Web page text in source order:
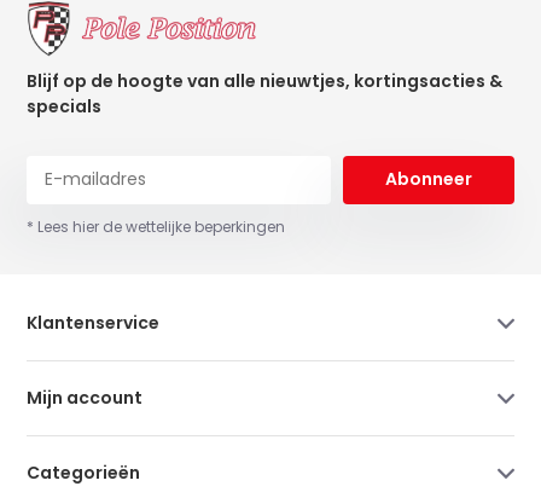
Blijf op de hoogte van alle nieuwtjes, kortingsacties &
specials
Abonneer
* Lees hier de wettelijke beperkingen
Klantenservice
Mijn account
Categorieën